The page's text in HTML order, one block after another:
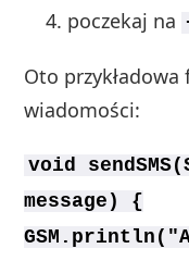
poczekaj na
Oto przykładowa
wiadomości:
void
message) {